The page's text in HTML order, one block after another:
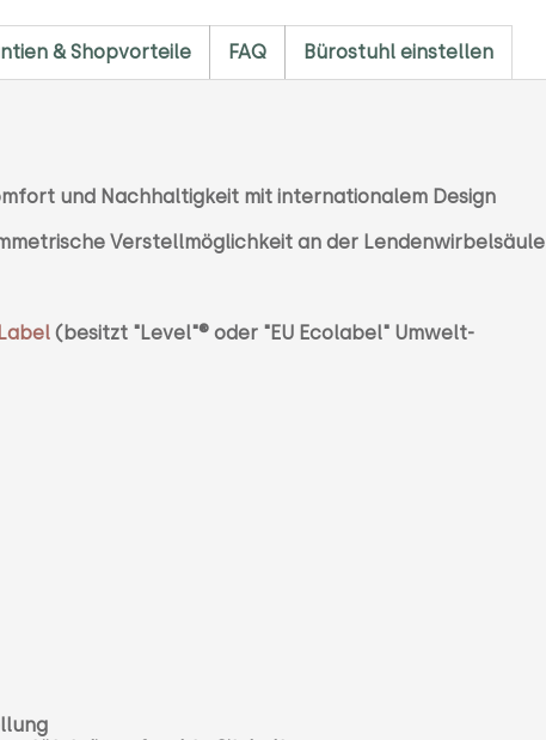
& Shopvorteile FAQ Bürostuhl einstellen
und Nachhaltigkeit mit internationalem Design
Verstellmöglichkeit an der Lendenwirbelsäule
(besitzt "Level"® oder "EU Ecolabel" Umwelt-